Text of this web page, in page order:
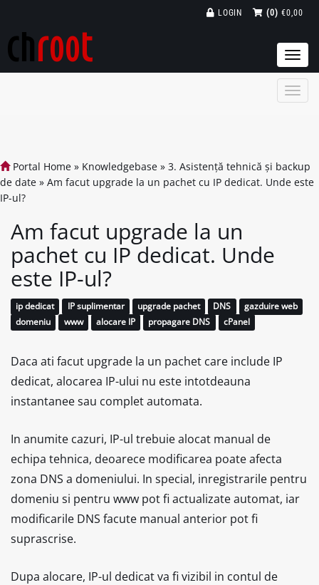
(0) €0,00
LOGIN
Portal Home » Knowledgebase » 3. Asistență tehnică și backup
de date » Am facut upgrade la un pachet cu IP dedicat. Unde este
IP-ul?
Am facut upgrade la un
pachet cu IP dedicat. Unde
este IP-ul?
ip dedicat IP suplimentar upgrade pachet DNS
gazduire web
domeniu
www alocare IP propagare DNS cPanel
Daca ati facut upgrade la un pachet care include IP
dedicat, alocarea IP-ului nu este intotdeauna
instantanee sau complet automata.
In anumite cazuri, IP-ul trebuie alocat manual de
echipa tehnica, deoarece modificarea poate afecta
zona DNS a domeniului. In special, inregistrarile pentru
domeniu si pentru www pot fi actualizate automat, iar
modificarile DNS facute manual anterior pot fi
suprascrise.
Dupa alocare, IP-ul dedicat va fi vizibil in contul de